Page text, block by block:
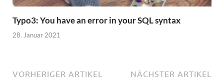
Typo3: You have an error in your SQL syntax
28. Januar 2021
VORHERIGER ARTIKEL NÄCHSTER ARTIKEL